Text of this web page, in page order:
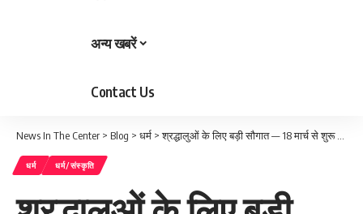
अन्य खबरें
Contact Us
News In The Center > Blog > धर्म >श्रद्धालुओं के लिए बड़ी सौगात — 18 मार्च से शुरू होगा ‘डिवाइन ईस्ट टेंपल टूर’, एक ही पैकेज में कई प्रमुख तीर्थ स्थलों की यात्रा
धर्म धर्म/संस्कृति